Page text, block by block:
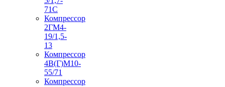
71С
Компрессор
2ГМ4-
19/1,5-
13
Компрессор
4В(Г)М10-
55/71
Компрессор